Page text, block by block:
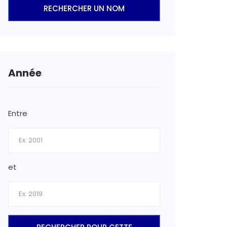
RECHERCHER UN NOM
Année
Entre
et